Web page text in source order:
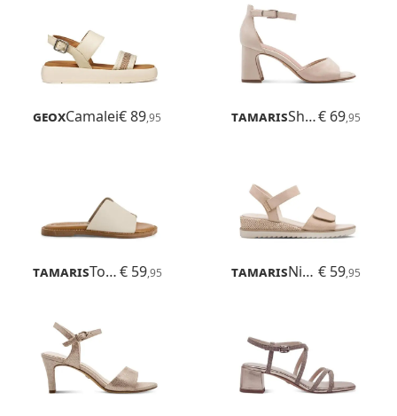
GeoxCamalei€ 89,95 Tamaris Shanaia€ 69,95
Tamaris Toffy€ 59,95 Tamaris Nirmala € 59,95